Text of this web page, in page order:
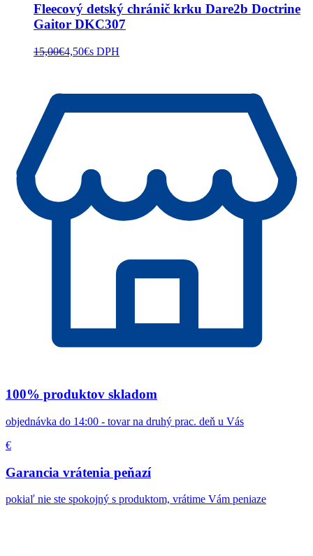
Fleecový detský chránič krku Dare2b Doctrine
Gaitor DKC307
15,00€4,50€s DPH
100% produktov skladom
objednávka do 14:00 - tovar na druhý prac. deň u Vás
€
Garancia vrátenia peňazí
pokiaľ nie ste spokojný s produktom, vrátime Vám peniaze